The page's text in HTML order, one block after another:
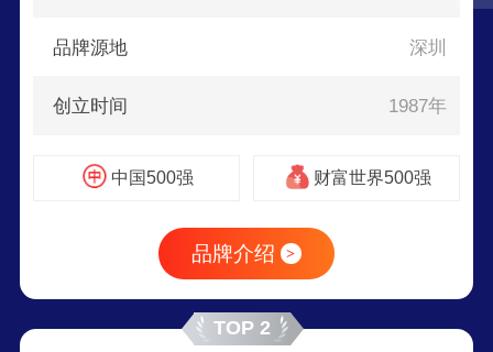
品牌源地 深圳
创立时间 1987年
中国500强 财富世界500强
品牌介绍 >
TOP 2